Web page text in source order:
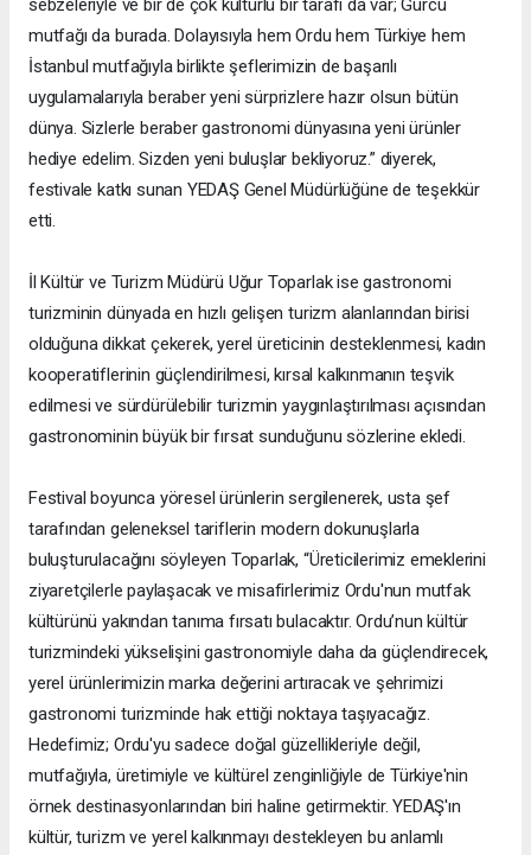
sebzeleriyle ve bir de çok kültürlü bir tarafı da var; Gürcü
mutfağı da burada. Dolayısıyla hem Ordu hem Türkiye hem
İstanbul mutfağıyla birlikte şeflerimizin de başarılı
uygulamalarıyla beraber yeni sürprizlere hazır olsun bütün
dünya. Sizlerle beraber gastronomi dünyasına yeni ürünler
hediye edelim. Sizden yeni buluşlar bekliyoruz.” diyerek,
festivale katkı sunan YEDAŞ Genel Müdürlüğüne de teşekkür
etti.
İl Kültür ve Turizm Müdürü Uğur Toparlak ise gastronomi
turizminin dünyada en hızlı gelişen turizm alanlarından birisi
olduğuna dikkat çekerek, yerel üreticinin desteklenmesi, kadın
kooperatiflerinin güçlendirilmesi, kırsal kalkınmanın teşvik
edilmesi ve sürdürülebilir turizmin yaygınlaştırılması açısından
gastronominin büyük bir fırsat sunduğunu sözlerine ekledi.
Festival boyunca yöresel ürünlerin sergilenerek, usta şef
tarafından geleneksel tariflerin modern dokunuşlarla
buluşturulacağını söyleyen Toparlak, “Üreticilerimiz emeklerini
ziyaretçilerle paylaşacak ve misafirlerimiz Ordu'nun mutfak
kültürünü yakından tanıma fırsatı bulacaktır. Ordu’nun kültür
turizmindeki yükselişini gastronomiyle daha da güçlendirecek,
yerel ürünlerimizin marka değerini artıracak ve şehrimizi
gastronomi turizminde hak ettiği noktaya taşıyacağız.
Hedefimiz; Ordu'yu sadece doğal güzellikleriyle değil,
mutfağıyla, üretimiyle ve kültürel zenginliğiyle de Türkiye'nin
örnek destinasyonlarından biri haline getirmektir. YEDAŞ'ın
kültür, turizm ve yerel kalkınmayı destekleyen bu anlamlı